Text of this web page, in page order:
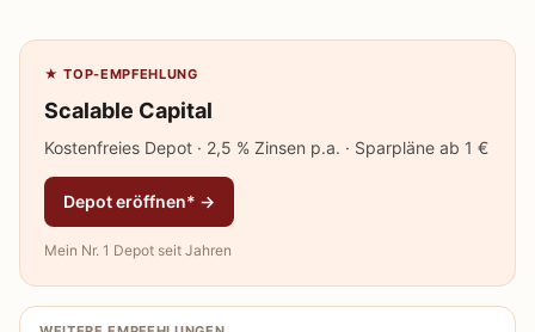
★ TOP-EMPFEHLUNG
Scalable Capital
Kostenfreies Depot · 2,5 % Zinsen p.a. · Sparpläne ab 1 €
Depot eröffnen* →
Mein Nr. 1 Depot seit Jahren